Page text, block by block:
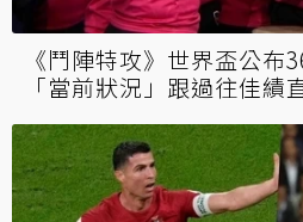
《鬥陣特攻》世界盃公布
「當前狀況」跟過往佳績